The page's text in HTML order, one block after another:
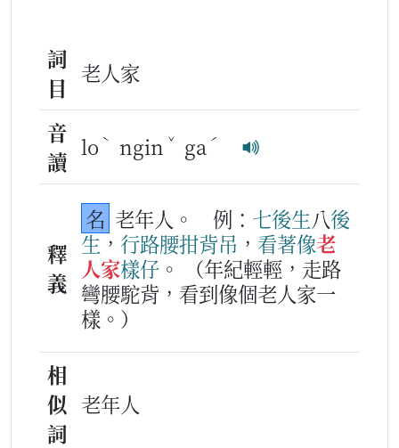
詞
目
老人家
音
讀
lo ˋ ngin ˇ ga ˊ
釋
義
名 老年人。 例： 七後生八後
生， 行路腰拑背吊 ， 看著像老
人家樣仔 。
（年紀輕輕，走路
彎腰駝背，看到像個老人家一
樣。）
相
似
詞
老年人